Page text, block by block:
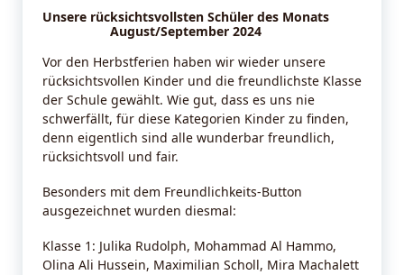
Unsere rücksichtsvollsten Schüler des Monats
August/September 2024
Vor den Herbstferien haben wir wieder unsere
rücksichtsvollen Kinder und die freundlichste Klasse
der Schule gewählt. Wie gut, dass es uns nie
schwerfällt, für diese Kategorien Kinder zu finden,
denn eigentlich sind alle wunderbar freundlich,
rücksichtsvoll und fair.
Besonders mit dem Freundlichkeits-Button
ausgezeichnet wurden diesmal:
Klasse 1: Julika Rudolph, Mohammad Al Hammo,
Olina Ali Hussein, Maximilian Scholl, Mira Machalett